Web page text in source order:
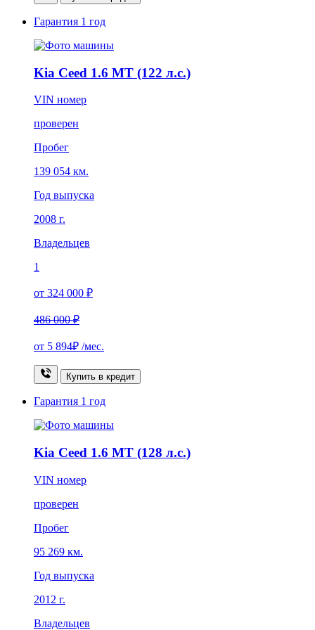
Гарантия 1 год
Kia Ceed 1.6 MT (122 л.с.)
VIN номер
проверен
Пробег
139 054 км.
Год выпуска
2008 г.
Владельцев
1
от 324 000 ₽
486 000 ₽
от 5 894₽ /мес.
Купить в кредит
Гарантия 1 год
Kia Ceed 1.6 MT (128 л.с.)
VIN номер
проверен
Пробег
95 269 км.
Год выпуска
2012 г.
Владельцев